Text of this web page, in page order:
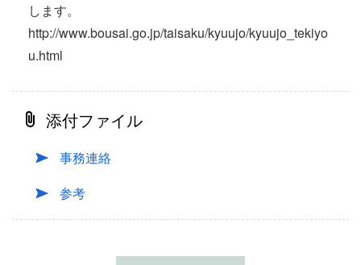
します。
http://www.bousai.go.jp/taisaku/kyuujo/kyuujo_tekiyo
u.html
添付ファイル
事務連絡
参考